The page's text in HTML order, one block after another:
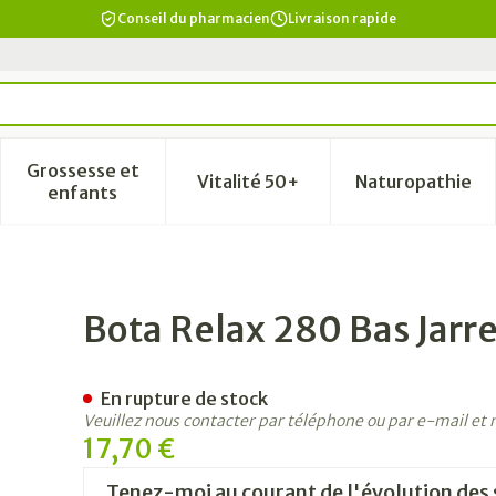
Conseil du pharmacien Livraison rapide
Beauté, soins et hygiène
sous-menu pour la catégorie Régime, alimentation &
Grossesse et
enfantsAfficher le sous-menu pour la catégorie
Vitalité 50+Afficher le sous-menu pour
Naturopathie
Afficher
N1
Bota Relax 280 Bas
17,70 €
En rupture de stock
Veuillez nous contacter par téléphone ou par e-mail